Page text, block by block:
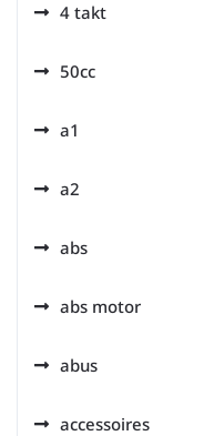
4 takt
50cc
a1
a2
abs
abs motor
abus
accessoires